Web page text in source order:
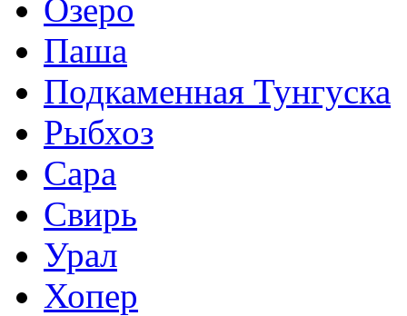
Озеро
Паша
Подкаменная Тунгуска
Рыбхоз
Сара
Свирь
Урал
Хопер